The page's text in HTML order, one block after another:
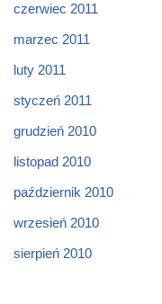
czerwiec 2011
marzec 2011
luty 2011
styczeń 2011
grudzień 2010
listopad 2010
październik 2010
wrzesień 2010
sierpień 2010